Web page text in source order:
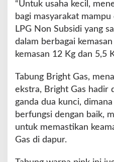
“Untuk usaha kecil,
bagi masyarakat
LPG Non Subsidi yang
dalam berbagai
kemasan 12 Kg dan 5,5
Tabung Bright Gas,
ekstra, Bright Gas hadir
ganda dua kunci,
berfungsi dengan baik,
untuk memastikan
Gas di dapur.